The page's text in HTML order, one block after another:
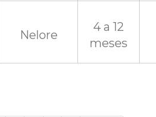
Nelore
4 a 12
meses